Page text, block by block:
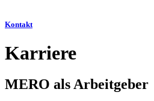
Kontakt
Karriere
MERO als Arbeitgeber